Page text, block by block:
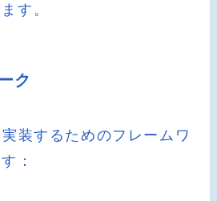
す。
ク
装するためのフレームワ
：